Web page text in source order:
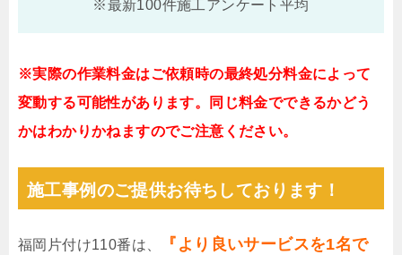
※最新100件施工アンケート平均
※実際の作業料金はご依頼時の最終処分料金によって
変動する可能性があります。同じ料金でできるかどう
かはわかりかねますのでご注意ください。
施工事例のご提供お待ちしております！
福岡片付け110番は、
『より良いサービスを1名で